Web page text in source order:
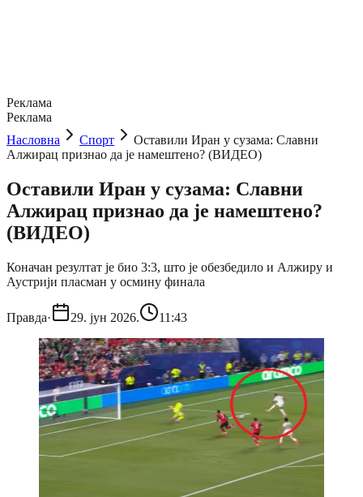
Реклама
Реклама
Насловна
Спорт
Оставили Иран у сузама: Славни
Алжирац признао да је намештено? (ВИДЕО)
Оставили Иран у сузама: Славни
Алжирац признао да је намештено?
(ВИДЕО)
Коначан резултат је био 3:3, што је обезбедило и Алжиру и
Аустрији пласман у осмину финала
Правда· 29. јун 2026. 11:43